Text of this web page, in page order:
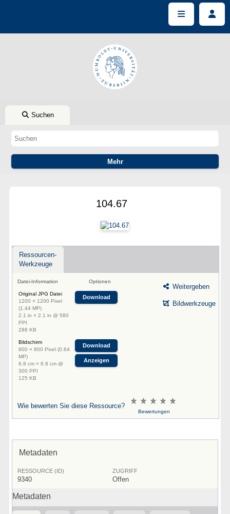
Suchen
104.67
Ressourcen-
Werkzeuge
Datei-Information Optionen
Original JPG Datei
1200 × 1200 Pixel
(1.44 MP)
2.1 in × 2.1 in @ 580
PPI
288 KB
Download
Bildschirm
800 × 800 Pixel (0.64
MP)
6.8 cm × 6.8 cm @
300 PPI
125 KB
Download
Anzeigen
Weitergeben
Bildwerkzeuge
Wie bewerten Sie diese Ressource?
Bewertungen
Metadaten
RESSOURCE (ID)
9340
ZUGRIFF
Offen
Metadaten